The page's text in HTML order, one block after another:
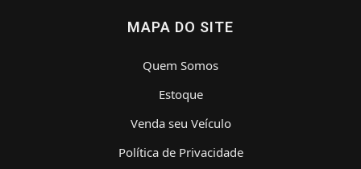
MAPA DO SITE
Quem Somos
Estoque
Venda seu Veículo
Política de Privacidade